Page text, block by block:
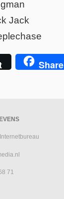
Jack
Share
71